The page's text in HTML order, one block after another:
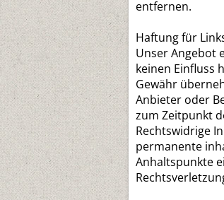
entfernen.
Haftung für
Unser Angebot
keinen Einfluss
Gewähr
Anbieter oder
zum Zeitpunkt
Rechtswidrige
permanente
Anhaltspunkte